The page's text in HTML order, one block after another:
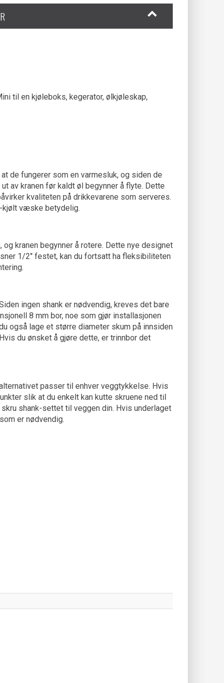
til en kjøleboks, kegerator, ølkjøleskap,
de fungerer som en varmesluk, og siden de
av kranen før kaldt øl begynner å flyte. Dette
kvaliteten på drikkevarene som serveres.
kjølt væske betydelig.
kranen begynner å rotere. Dette nye designet
1/2" festet, kan du fortsatt ha fleksibiliteten
ingen shank er nødvendig, kreves det bare
8 mm bor, noe som gjør installasjonen
også lage et større diameter skum på innsiden
du ønsket å gjøre dette, er trinnbor det
passer til enhver veggtykkelse. Hvis
slik at du enkelt kan kutte skruene ned til
shank-settet til veggen din. Hvis underlaget
er nødvendig.